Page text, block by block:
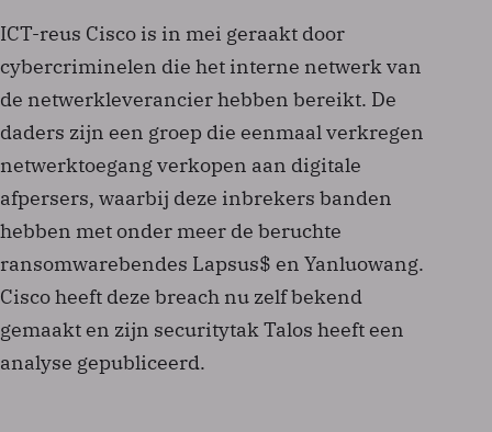
ICT-reus Cisco is in mei geraakt door
cybercriminelen die het interne netwerk van
de netwerkleverancier hebben bereikt. De
daders zijn een groep die eenmaal verkregen
netwerktoegang verkopen aan digitale
afpersers, waarbij deze inbrekers banden
hebben met onder meer de beruchte
ransomwarebendes Lapsus$ en Yanluowang.
Cisco heeft deze breach nu zelf bekend
gemaakt en zijn securitytak Talos heeft een
analyse gepubliceerd.